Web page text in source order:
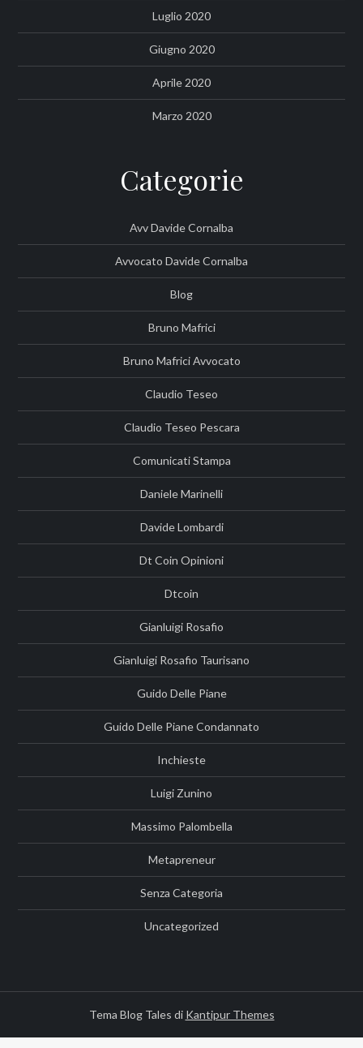
Luglio 2020
Giugno 2020
Aprile 2020
Marzo 2020
Categorie
Avv Davide Cornalba
Avvocato Davide Cornalba
Blog
Bruno Mafrici
Bruno Mafrici Avvocato
Claudio Teseo
Claudio Teseo Pescara
Comunicati Stampa
Daniele Marinelli
Davide Lombardi
Dt Coin Opinioni
Dtcoin
Gianluigi Rosafio
Gianluigi Rosafio Taurisano
Guido Delle Piane
Guido Delle Piane Condannato
Inchieste
Luigi Zunino
Massimo Palombella
Metapreneur
Senza Categoria
Uncategorized
Tema Blog Tales di Kantipur Themes